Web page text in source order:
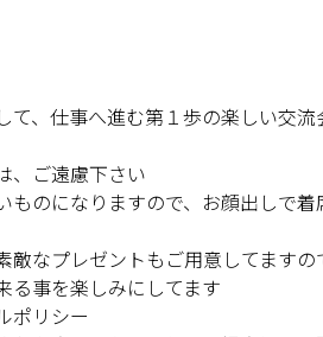
て、仕事へ進む第１歩の楽しい交流
、ご遠慮下さい
ものになりますので、お顔出しで
敵なプレゼントもご用意してますの
る事を楽しみにしてます
ポリシー